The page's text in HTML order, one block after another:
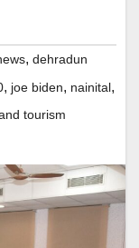
, dehradun
, joe biden, nainital,
tourism